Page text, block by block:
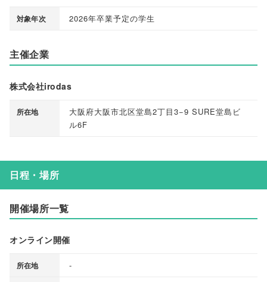
対象年次 2026年卒業予定の学生
主催企業
株式会社irodas
所在地
大阪府大阪市北区堂島2丁目3−9 SURE堂島ビ
ル6F
日程・場所
開催場所一覧
オンライン開催
所在地 -